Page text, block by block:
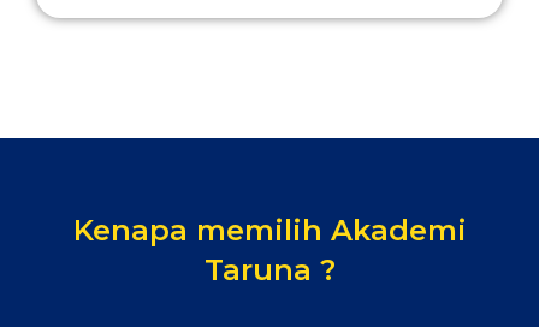
Kenapa memilih Akademi
Taruna ?